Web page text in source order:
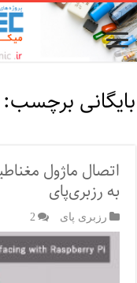
بایگانی برچسب:
به رزبری‌پای
رزبری پای 2